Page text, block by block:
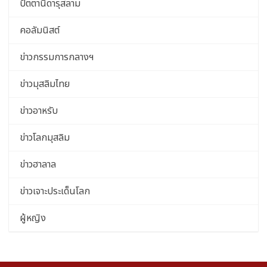
ปัตตานีดารุสลาม
คอลัมนิสต์
ข่าวกรรมการกลางฯ
ข่าวมุสลิมไทย
ข่าวอาหรับ
ข่าวโลกมุสลิม
ข่าวฮาลาล
ข่าวเจาะประเด็นโลก
ผู้หญิง